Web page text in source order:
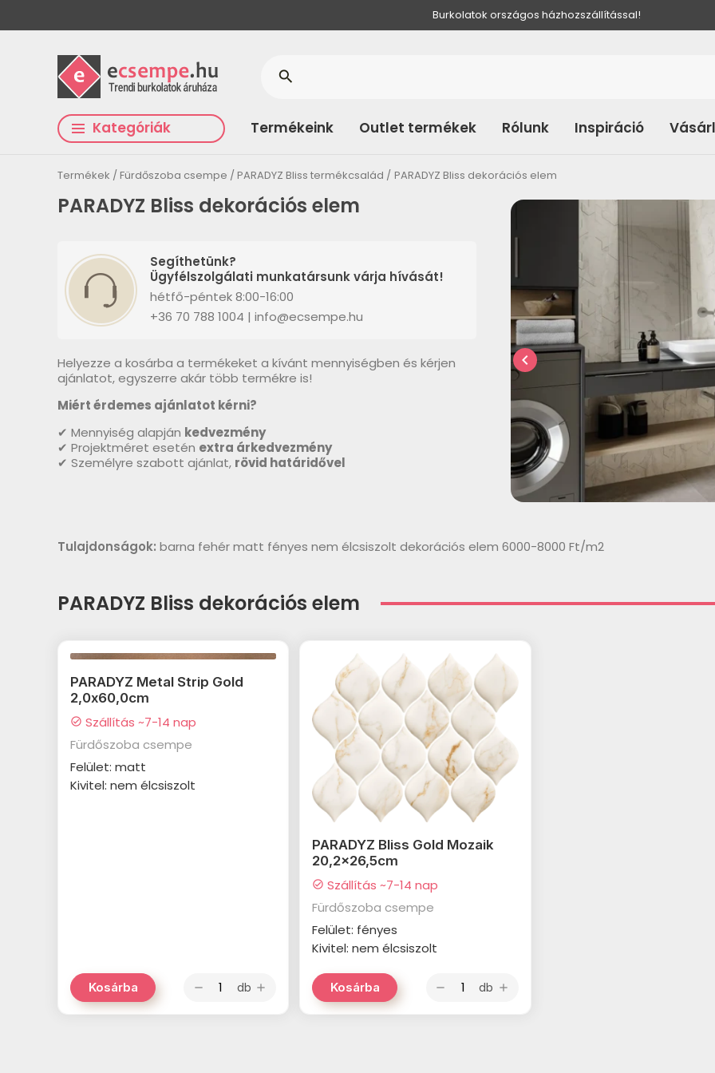
Burkolatok országos házhozszállítással!
Kategóriák Termékeink Outlet termékek Rólunk Inspiráció
search
Termékek Fürdőszoba csempe PARADYZ Bliss termékcsalád PARADYZ Bliss dekorációs elem
PARADYZ Bliss dekorációs elem
Segíthetünk?
Ügyfélszolgálati munkatársunk várja hívását!
hétfő-péntek 8:00-16:00
+36 70 788 1004 | info@ecsempe.hu
Helyezze a kosárba a termékeket a kívánt mennyiségben és kérjen
ajánlatot, egyszerre akár több termékre is!
Miért érdemes ajánlatot kérni?
✔ Mennyiség alapján kedvezmény
✔ Projektméret esetén extra árkedvezmény
✔ Személyre szabott ajánlat, rövid határidővel
chevron_left
Tulajdonságok: barna fehér matt fényes nem élcsiszolt dekorációs elem 6000-8000 Ft/m2
PARADYZ Bliss dekorációs elem
PARADYZ Metal Strip Gold
2,0x60,0cm
check_circle Szállítás ~7-14 nap
Fürdőszoba csempe
Felület: matt
Kivitel: nem élcsiszolt
Kosárba remove db add
PARADYZ Bliss Gold Mozaik
20,2x26,5cm
check_circle Szállítás ~7-14 nap
Fürdőszoba csempe
Felület: fényes
Kivitel: nem élcsiszolt
Kosárba remove db add